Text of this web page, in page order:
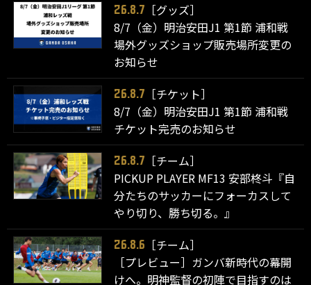
26.8.7
［グッズ］
8/7（金）明治安田J1 第1節 浦和戦
場外グッズショップ販売場所変更の
お知らせ
26.8.7
［チケット］
8/7（金）明治安田J1 第1節 浦和戦
チケット完売のお知らせ
26.8.7
［チーム］
PICKUP PLAYER MF13 安部柊斗『自
分たちのサッカーにフォーカスして
やり切り、勝ち切る。』
26.8.6
［チーム］
［プレビュー］ガンバ新時代の幕開
けへ。明神監督の初陣で目指すのは